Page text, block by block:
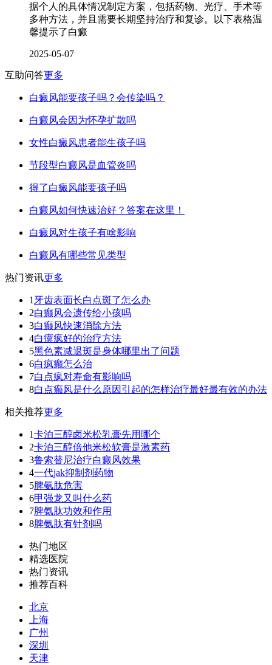
据个人的具体情况制定方案，包括药物、光疗、手术等
多种方法，并且需要长期坚持治疗和复诊。以下表格温
馨提示了白癜
2025-05-07
互助问答更多
白癜风能要孩子吗？会传染吗？
白癜风会因为怀孕扩散吗
女性白癜风患者能生孩子吗
节段型白癜风是血管炎吗
得了白癜风能要孩子吗
白癜风如何快速治好？答案在这里！
白癜风对生孩子有啥影响
白癜风有哪些常见类型
热门资讯更多
1 牙齿表面长白点斑了怎么办
2白癫风会遗传给小孩吗
3白癫风快速消除方法
4白瘼疯好的治疗方法
5黑色素减退斑是身体哪里出了问题
6白疯癫怎么治
7白点疯对寿命有影响吗
8白点癫风是什么原因引起的怎样治疗最好最有效的办法
相关推荐更多
1卡泊三醇卤米松乳膏先用哪个
2卡泊三醇倍他米松软膏是激素药
3鲁索替尼治疗白癜风效果
4一代jak抑制剂药物
5脾氨肽危害
6甲强龙又叫什么药
7脾氨肽功效和作用
8脾氨肽有针剂吗
热门地区
精选医院
热门资讯
推荐百科
北京
上海
广州
深圳
天津